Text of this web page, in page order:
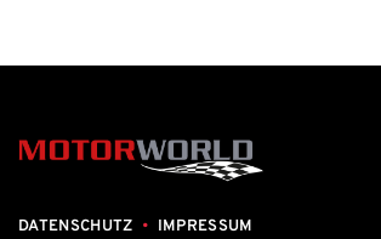
DATENSCHUTZ • IMPRESSUM